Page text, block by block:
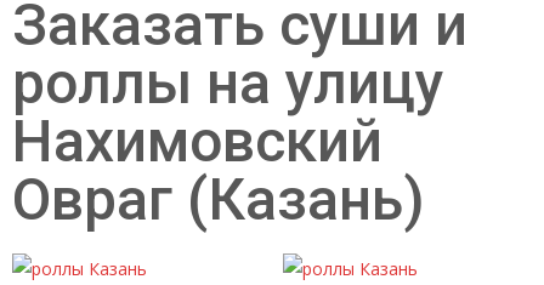
Заказать суши и
роллы на улицу
Нахимовский
Овраг (Казань)